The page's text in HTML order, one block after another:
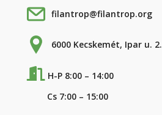
filantrop@filantrop.org
6000 Kecskemét, Ipar u. 2.
H-P 8:00 – 14:00
Cs 7:00 – 15:00